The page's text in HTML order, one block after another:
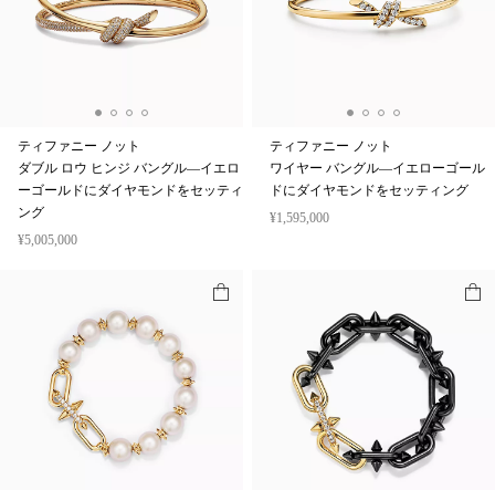
ティファニー ノット
ダブル ロウ ヒンジ バングル—イエロ
ーゴールドにダイヤモンドをセッティ
ング
¥5,005,000
ティファニー ノット
ワイヤー バングル—イエローゴール
ドにダイヤモンドをセッティング
¥1,595,000